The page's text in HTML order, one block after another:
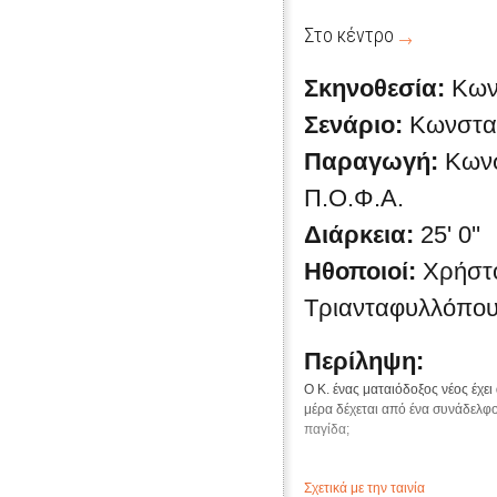
Στο κέντρο
Σκηνοθεσία:
Σενάριο:
Παραγωγή:
Π.Ο.Φ.Α.
Διάρκεια: 25' 0''
Ηθοποιοί:
Περίληψη:
Ο Κ. ένας ματαιόδοξος νέος
μέρα δέχεται από ένα
παγίδα;
Σχετικά με την ταινία